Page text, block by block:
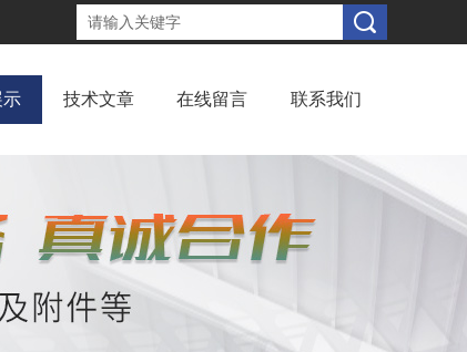
示 技术文章 在线留言 联系我们